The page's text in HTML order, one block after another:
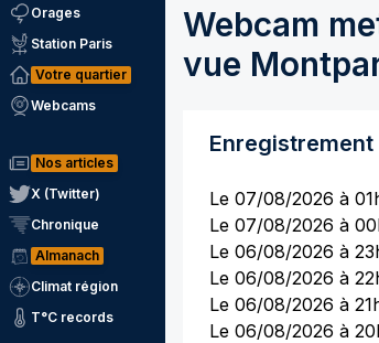
Orages
Station Paris
Votre quartier
Webcams
Nos articles
X (Twitter)
Chronique
Almanach
Climat région
T°C records
Webcam
vue
Le 07/08/2026 à
Le 07/08/2026 à
Le 06/08/2026 à
Le 06/08/2026 à
Le 06/08/2026 à
Le 06/08/2026 à